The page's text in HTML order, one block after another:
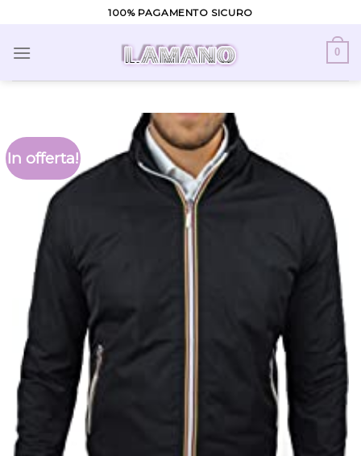
content
100% PAGAMENTO SICURO
0
In offerta!